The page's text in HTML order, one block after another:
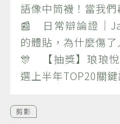
語像中筒襪！當我
📰 日常辯論證｜
的體貼，為什麼傷了
🎊 【抽獎】琅琅
選上半年TOP20關
剪影